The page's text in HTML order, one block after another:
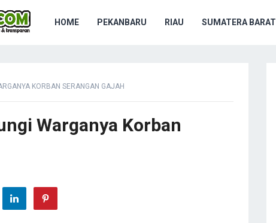
HOME PEKANBARU RIAU SUMATERA BARAT
KORBAN SERANGAN GAJAH
Warganya Korban